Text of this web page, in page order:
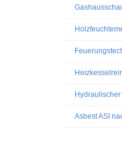
Asbest ASI